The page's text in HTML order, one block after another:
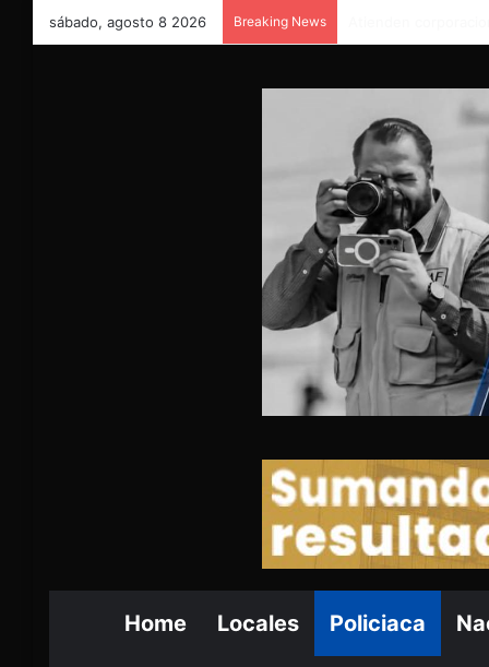
sábado, agosto 8 2026 Breaking News
Home Locales Policiaca